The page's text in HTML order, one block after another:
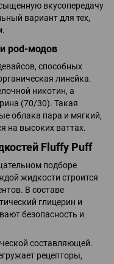
вкусопередачу
вариант для тех,
pod-модов
способных
линейка.
никотин, а
(70/30). Такая
облака пара и мягкий,
на высоких ваттах.
Fluffy Puff
подборе
жидкости строится
В составе
глицерин и
безопасность и
составляющей.
рецепторы,